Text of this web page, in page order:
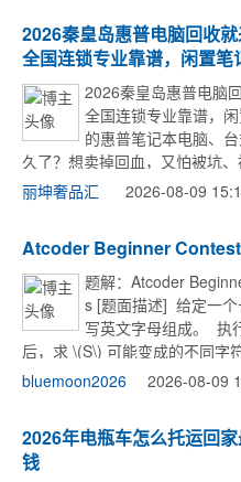
2026秦皇岛惠普电脑回收
全国连锁专业靠谱，闲置笔
2026秦皇岛惠普电脑
全国连锁专业靠谱，
的惠普笔记本电脑、
久了？想卖掉回血，又怕被坑、
秦皇岛本地处理闲置惠普电脑
丽坤奢品汇 2026-08-09
Atcoder Beginner
题解：Atcoder
s [题面描述] ​ 给定一
写英文字母组成。 ​ 执
后，求 \(S\) 可能变成的不同字
bluemoon2026
2026-08-09
2026年电瓶车怎么托运回
钱